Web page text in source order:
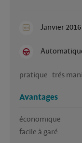
Janvier 2016
pratique   trés
Avantages
économique
facile à garé